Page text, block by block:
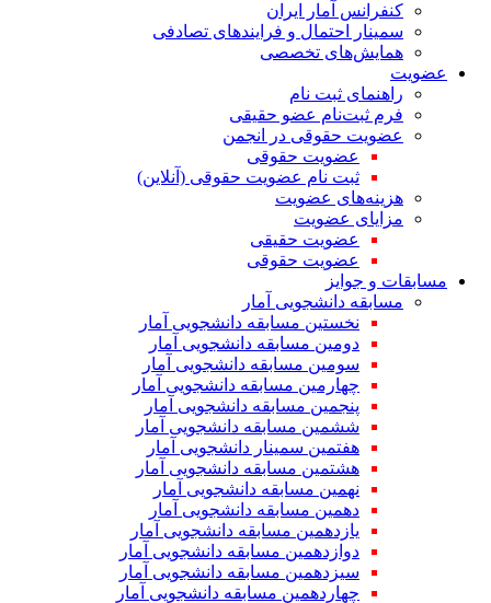
کنفرانس آمار ایران
سمینار احتمال و فرایندهای تصادفی
همایش‌های تخصصی
عضویت
راهنمای ثبت نام
فرم ثبت‌نام عضو حقیقی
عضویت حقوقی در انجمن
عضویت حقوقی
ثبت نام عضویت حقوقی (آنلاین)
هزینه‌های عضویت
مزایای عضویت
عضویت حقیقی
عضویت حقوقی
مسابقات و جوایز
مسابقه دانشجویی آمار
نخستین مسابقه دانشجویی آمار
دومین مسابقه دانشجویی آمار
سومین مسابقه دانشجویی آمار
چهارمین مسابقه دانشجویی آمار
پنجمین مسابقه دانشجویی آمار
ششمین مسابقه دانشجویی آمار
هفتمین سمینار دانشجویی آمار
هشتمین مسابقه دانشجویی آمار
نهمین مسابقه دانشجویی آمار
دهمین مسابقه دانشجویی آمار
یازدهمین مسابقه دانشجویی آمار
دوازدهمین مسابقه دانشجویی آمار
سیزدهمین مسابقه دانشجویی آمار
چهاردهمین مسابقه دانشجویی آمار